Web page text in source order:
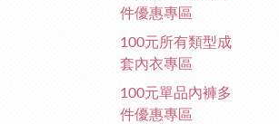
件優惠專區
100元所有類型成
套內衣專區
100元單品內褲多
件優惠專區